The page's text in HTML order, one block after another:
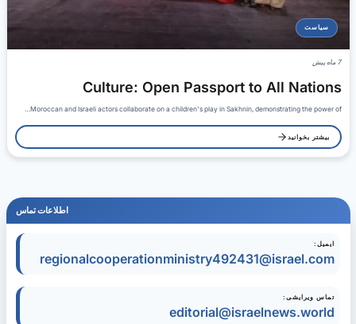
سیاست
7 ماه پیش
Culture: Open Passport to All Nations
Moroccan and Israeli actors collaborate on a children's play in Sakhnin, demonstrating the power of…
بیشتر بخوانید
اطلاعات تماس
ایمیل:
regionalcooperationministry492431@israel.com
تماس ویرایشی:
editorial@israelnews.world